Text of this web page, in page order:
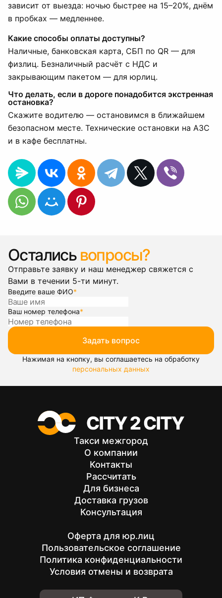
зависит от выезда: ночью быстрее на 15–20%, днём
в пробках — медленнее.
Какие способы оплаты доступны?
Наличные, банковская карта, СБП по QR — для
физлиц. Безналичный расчёт с НДС и
закрывающим пакетом — для юрлиц.
Что делать, если в дороге понадобится экстренная
остановка?
Скажите водителю — остановимся в ближайшем
безопасном месте. Технические остановки на АЗС
и в кафе бесплатны.
Остались вопросы?
Отправьте заявку и наш менеджер свяжется с
Вами в течении 5-ти минут.
Введите ваше ФИО*
Ваш номер телефона*
Задать вопрос
Нажимая на кнопку, вы соглашаетесь на обработку
персональных данных
Такси межгород
О компании
Контакты
Рассчитать
Для бизнеса
Доставка грузов
Консультация
Оферта для юр.лиц
Пользовательское соглашение
Политика конфиденциальности
Условия отмены и возврата